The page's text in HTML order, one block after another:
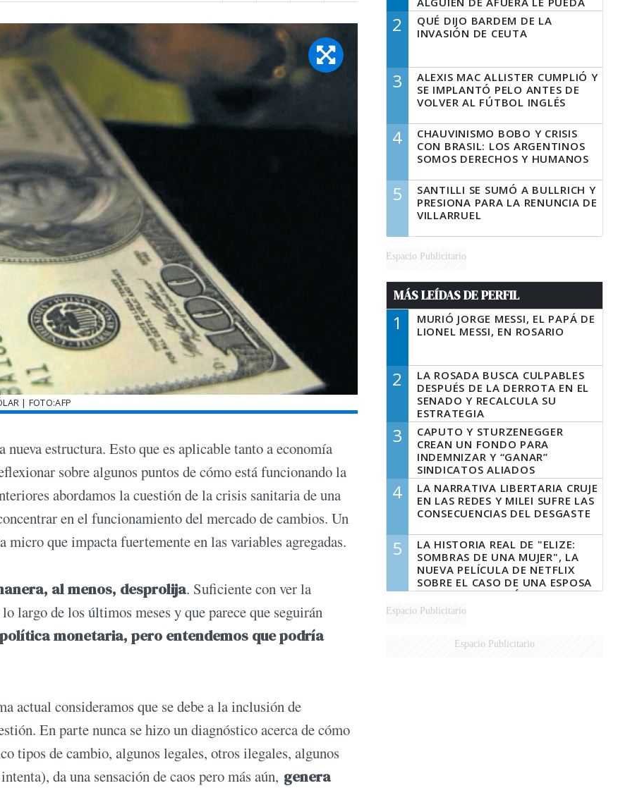
| FOTO:AFP
estructura. Esto que es aplicable tanto a economía
sobre algunos puntos de cómo está funcionando la
abordamos la cuestión de la crisis sanitaria de una
en el funcionamiento del mercado de cambios. Un
que impacta fuertemente en las variables agregadas.
al menos, desprolija. Suficiente con ver la
largo de los últimos meses y que parece que seguirán
monetaria, pero entendemos que podría
actual consideramos que se debe a la inclusión de
En parte nunca se hizo un diagnóstico acerca de cómo
tipos de cambio, algunos legales, otros ilegales, algunos
da una sensación de caos pero más aún, genera
DECIR A LA JUSTICIA LO QUE
TIENE QUE HACER"
2
QUÉ DIJO BARDEM DE LA
INVASIÓN DE CEUTA
3
ALEXIS MAC ALLISTER CUMPLIÓ Y
SE IMPLANTÓ PELO ANTES DE
VOLVER AL FÚTBOL INGLÉS
4
CHAUVINISMO BOBO Y CRISIS
CON BRASIL: LOS ARGENTINOS
SOMOS DERECHOS Y HUMANOS
5
SANTILLI SE SUMÓ A BULLRICH Y
PRESIONA PARA LA RENUNCIA DE
VILLARRUEL
Espacio Publicitario
MÁS LEÍDAS DE PERFIL
1
MURIÓ JORGE MESSI, EL PAPÁ DE
LIONEL MESSI, EN ROSARIO
2
LA ROSADA BUSCA CULPABLES
DESPUÉS DE LA DERROTA EN EL
SENADO Y RECALCULA SU
ESTRATEGIA
3
CAPUTO Y STURZENEGGER
CREAN UN FONDO PARA
INDEMNIZAR Y “GANAR”
SINDICATOS ALIADOS
4
LA NARRATIVA LIBERTARIA CRUJE
EN LAS REDES Y MILEI SUFRE LAS
CONSECUENCIAS DEL DESGASTE
5
LA HISTORIA REAL DE "ELIZE:
SOMBRAS DE UNA MUJER", LA
NUEVA PELÍCULA DE NETFLIX
SOBRE EL CASO DE UNA ESPOSA
QUE DESCUARTIZÓ A SU
MARIDO
Espacio Publicitario
Espacio Publicitario